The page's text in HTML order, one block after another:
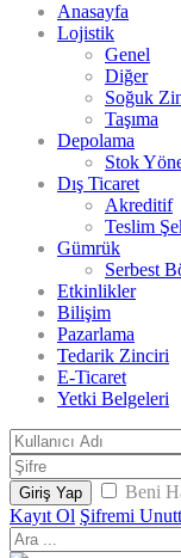
Anasayfa
Lojistik
Genel
Diğer
Soğuk
Taşıma
Depolama
Stok
Dış Ticaret
Akreditif
Teslim
Gümrük
Serbest
Etkinlikler
Bilişim
Pazarlama
Tedarik Zinciri
E-Ticaret
Yetki Belgeleri
Giriş Yap
Beni
Kayıt Ol Şifremi